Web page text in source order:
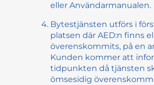
eller Användarmanualen.
Bytestjänsten utförs i
platsen där AED:n finns
överenskommits, på en
Kunden kommer att
tidpunkten då tjänsten
ömsesidig